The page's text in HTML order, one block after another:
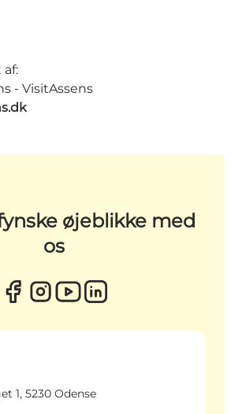
- VisitAssens
øjeblikke med
os
1, 5230 Odense